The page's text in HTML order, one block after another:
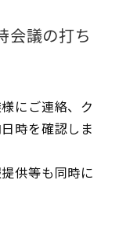
会議の打ち
にご連絡、ク
時を確認しま
供等も同時に